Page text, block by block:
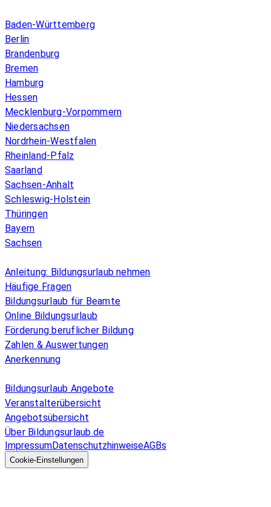
Baden-Württemberg
Berlin
Brandenburg
Bremen
Hamburg
Hessen
Mecklenburg-Vorpommern
Niedersachsen
Nordrhein-Westfalen
Rheinland-Pfalz
Saarland
Sachsen-Anhalt
Schleswig-Holstein
Thüringen
Bayern
Sachsen
Anleitung: Bildungsurlaub nehmen
Häufige Fragen
Bildungsurlaub für Beamte
Online Bildungsurlaub
Förderung beruflicher Bildung
Zahlen & Auswertungen
Anerkennung
Bildungsurlaub Angebote
Veranstalterübersicht
Angebotsübersicht
Über Bildungsurlaub.de
ImpressumDatenschutzhinweiseAGBs
Cookie-Einstellungen